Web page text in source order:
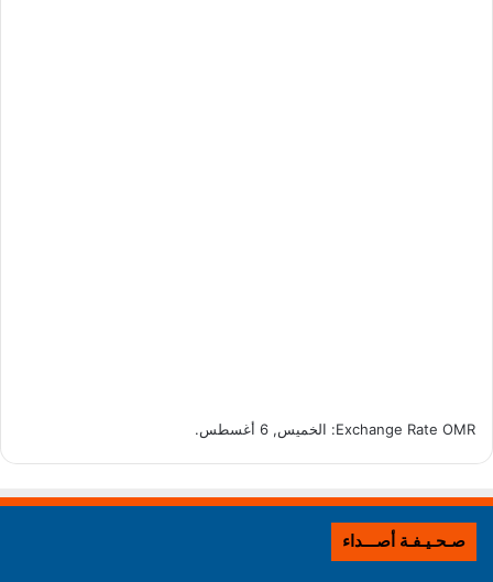
Exchange Rate OMR : الخميس, 6 أغسطس.
صـحـيـفـة أصـــداء